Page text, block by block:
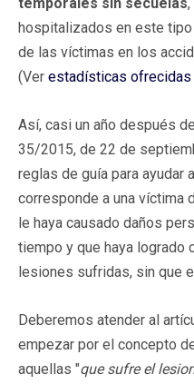
hospitalizados en este
de las víctimas en los
(Ver estadísticas ofrecidas
Así, casi un año después
35/2015, de 22 de
reglas de guía para ayudar
corresponde a una víctima
le haya causado daños
tiempo y que haya logrado
lesiones sufridas, sin que
Deberemos atender al
empezar por el concepto
aquellas "que sufre el